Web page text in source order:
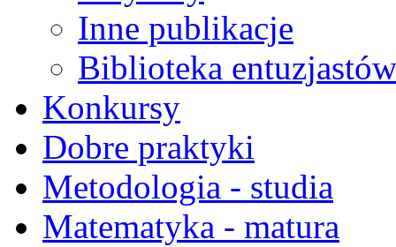
Inne publikacje
Biblioteka
Konkursy
Dobre praktyki
Metodologia - studia
Matematyka - matura